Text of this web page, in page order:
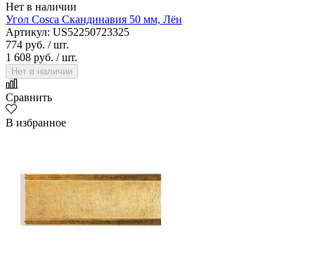
Нет в наличии
Угол Cosca Скандинавия 50 мм, Лён
Артикул: US52250723325
774 руб. / шт.
1 608 руб. / шт.
Нет в наличии
Сравнить
В избранное